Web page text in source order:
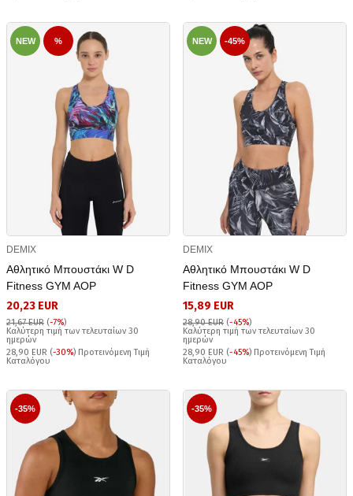
NEW %
DEMIX
Αθλητικό Μπουστάκι W D
Fitness GYM AOP
20,23 EUR
21,67 EUR (-7%)
Καλύτερη τιμή των τελευταίων 30
ημερών
28,90 EUR (-30%) Προτεινόμενη Τιμή
Καταλόγου
NEW -45%
DEMIX
Αθλητικό Μπουστάκι W D
Fitness GYM AOP
15,89 EUR
28,90 EUR (-45%)
Καλύτερη τιμή των τελευταίων 30
ημερών
28,90 EUR (-45%) Προτεινόμενη Τιμή
Καταλόγου
-35% -35%